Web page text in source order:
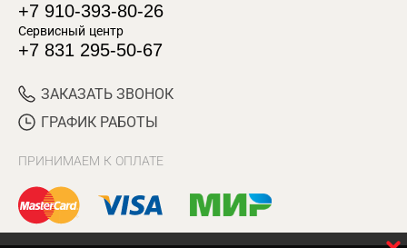
+7 910-393-80-26
Сервисный центр
+7 831 295-50-67
ЗАКАЗАТЬ ЗВОНОК
ГРАФИК РАБОТЫ
ПРИНИМАЕМ К ОПЛАТЕ